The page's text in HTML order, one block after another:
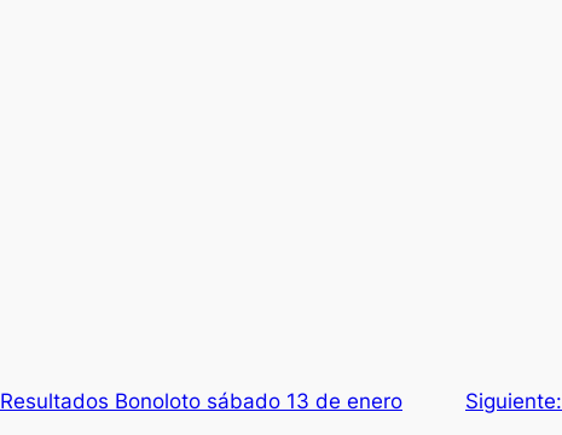
Resultados Bonoloto sábado 13 de enero Siguiente: